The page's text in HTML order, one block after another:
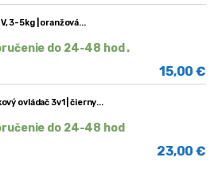
3-5kg | oranžová
15,00€
do 24-48 hod .
ovládač 3v1 | čierny
23,00€
do 24-48 hod